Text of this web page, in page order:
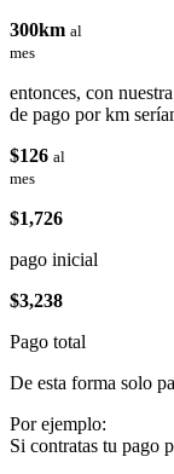
300km al
mes
entonces, con
de pago por km
$126 al
mes
$1,726
pago inicial
$3,238
Pago total
De esta forma solo
Por ejemplo:
Si contratas tu pago